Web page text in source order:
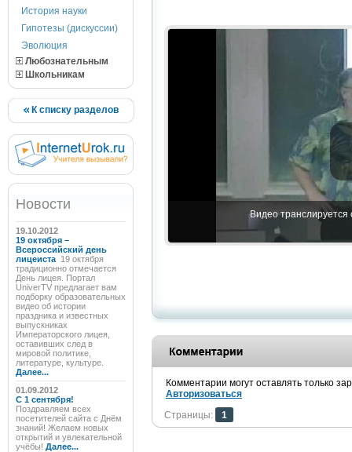
История науки
Гипотезы (дискуссии)
Эволюция
Любознательным
Школьникам
К списку разделов
Новости
19.10.2012
19 октября –
Всероссийский день
лицеиста 19 октября
традиционно отмечается
День лицея. Портал
UniverTV предлагает вам
подборку образовательных
видео об истории
праздника и известных
выпускниках
Императорского лицея,
оставивших след в
мировой политике,
литературе, культуре.
Далее...
01.09.2012
C 1 сентября!
Поздравляем всех
посетителей сайта с Днём
знаний! Желаем новых
открытий и увлекательной
учёбы! Далее...
Видео транслируется
Комментарии могут оставлять только
Авторизоваться
Страницы:
1